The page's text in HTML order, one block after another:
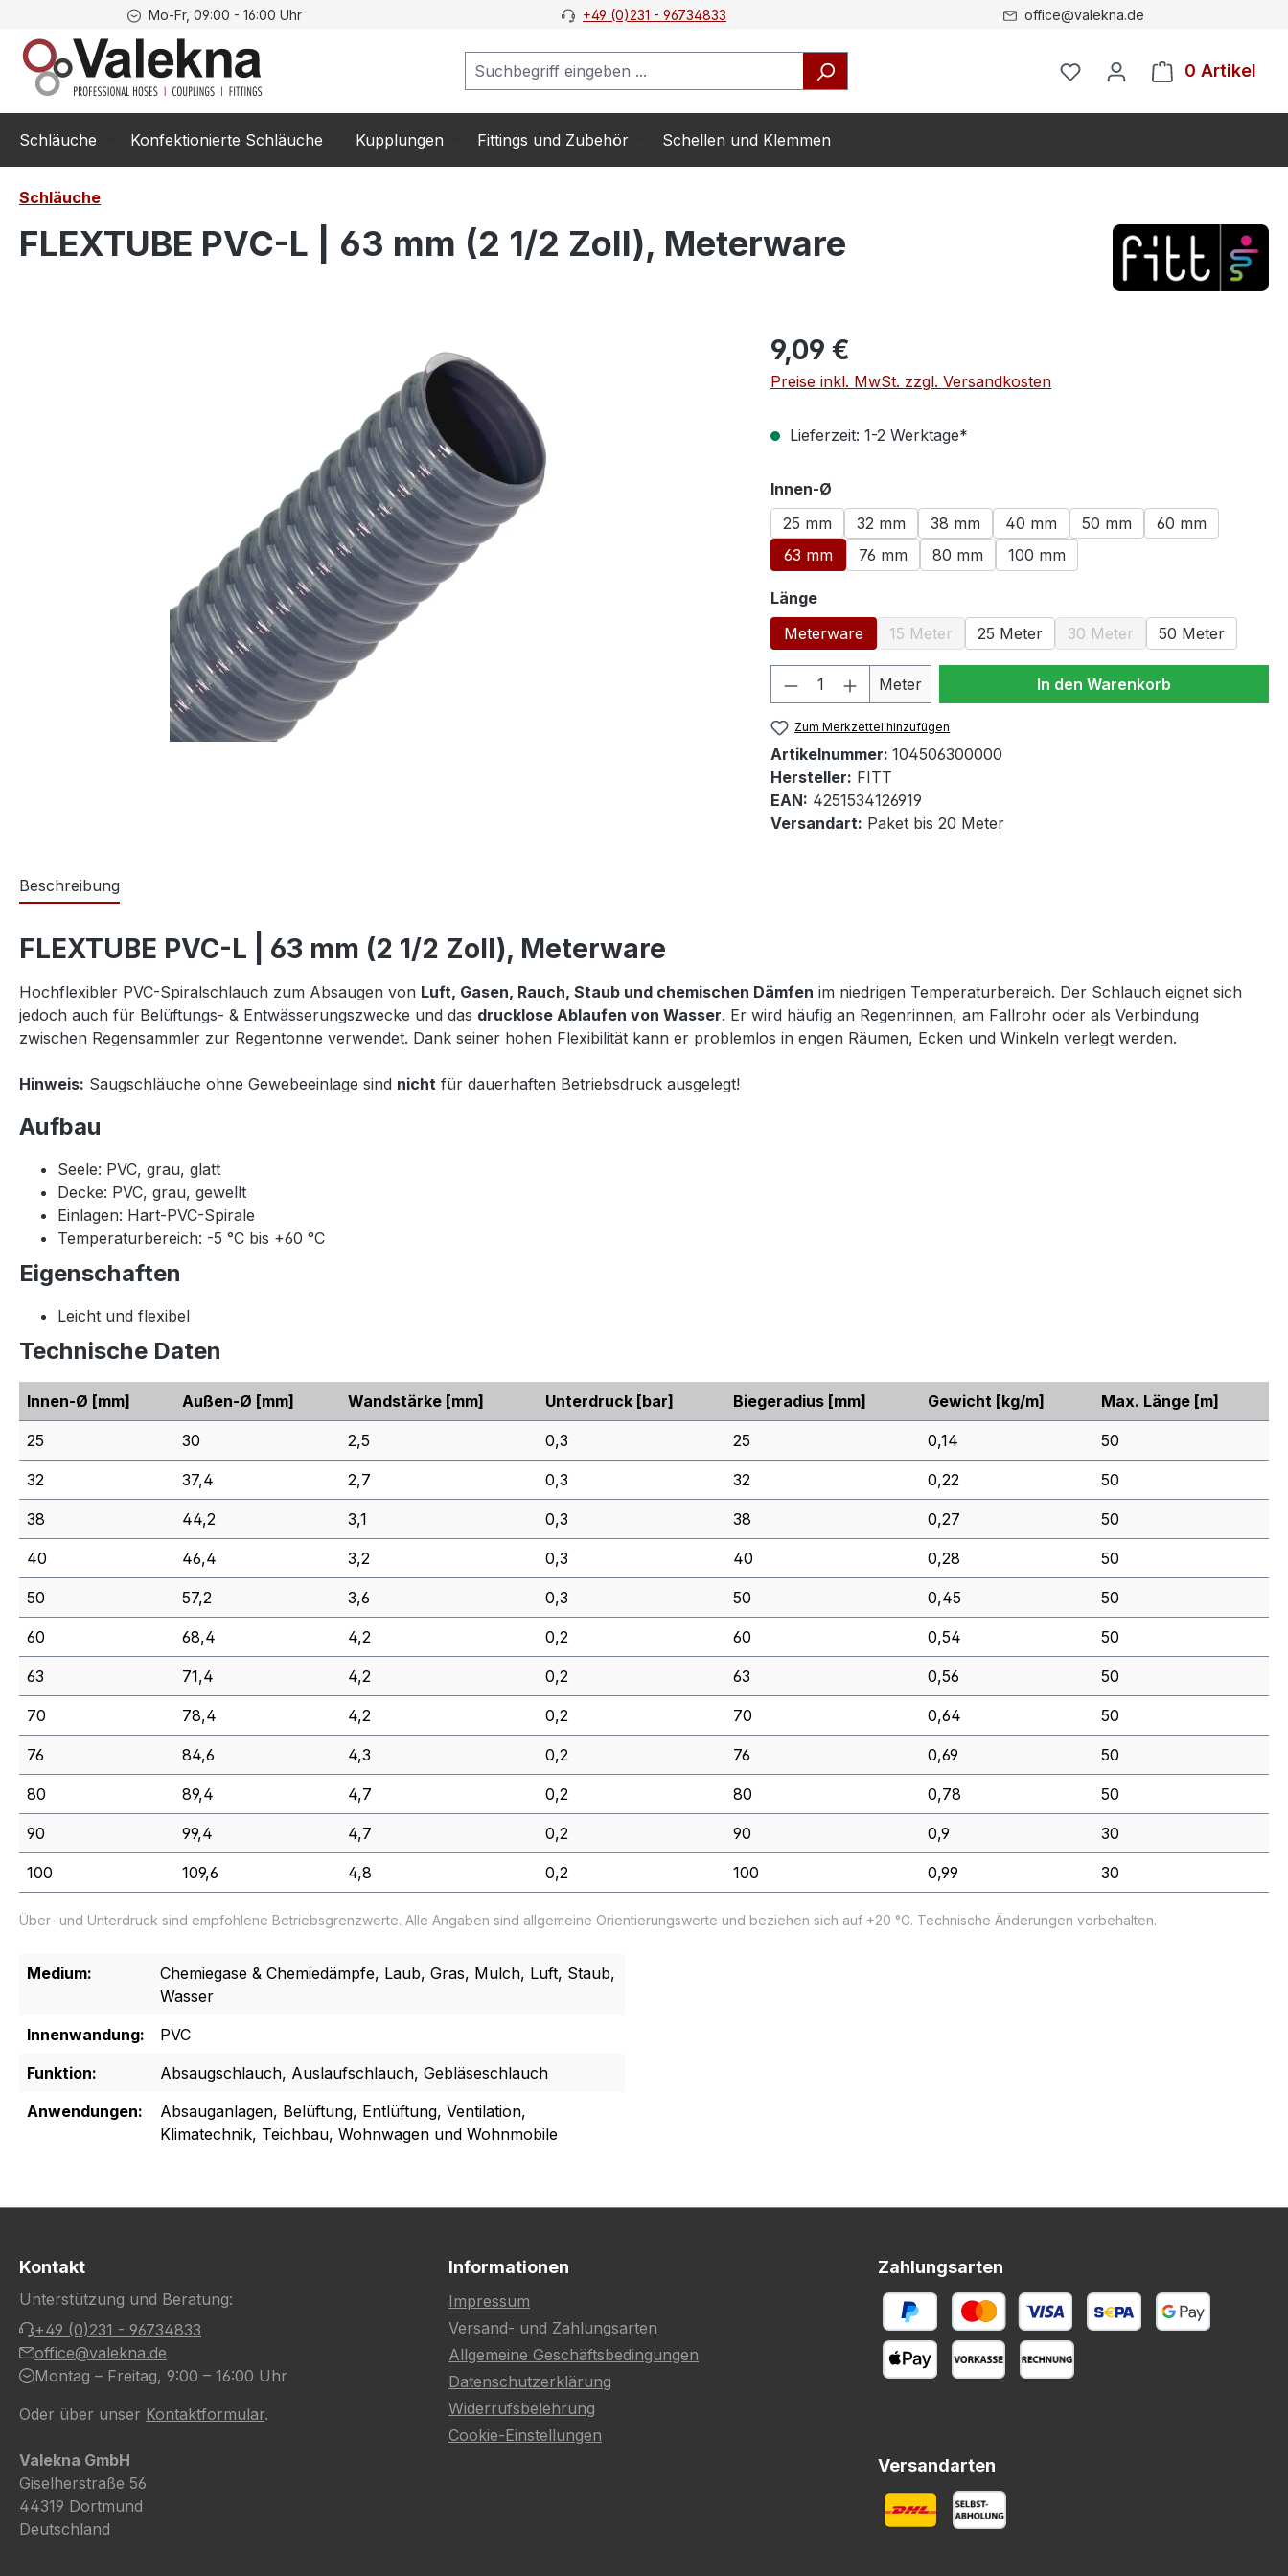
Zur Hauptnavigation springen
Mo-Fr, 09:00 - 16:00 Uhr +49 (0)231 - 96734833 office@valekna.de
0 Artikel
Schläuche Konfektionierte Schläuche Kupplungen Fittings und Zubehör Schellen und Klemmen
Schläuche
FLEXTUBE PVC-L | 63 mm (2 1/2 Zoll), Meterware
9,09 €
Preise inkl. MwSt. zzgl. Versandkosten
Lieferzeit: 1-2 Werktage*
Innen-Ø
25 mm
32 mm 38 mm 40 mm 50 mm
60 mm
63 mm
76 mm 80 mm 100 mm
Längeauswählen
Meterware
15 Meter
(Diese Option ist zurzeit nicht verfügbar.)
25 Meter 30 Meter
(Diese Option ist zurzeit
50 Meter
Produkt Anzahl: Gib den gewünschten Wert
Meter In den Warenkorb
Zum Merkzettel hinzufügen
Artikelnummer: 104506300000
Hersteller: FITT
EAN: 4251534126919
Versandart: Paket bis 20 Meter
Beschreibung
FLEXTUBE PVC-L | 63 mm (2 1/2 Zoll), Meterware
Hochflexibler PVC-Spiralschlauch zum Absaugen von Luft, Gasen, Rauch, Staub und chemischen Dämfen im niedrigen Temperaturbereich. Der Schlauch eignet sich
jedoch auch für Belüftungs- & Entwässerungszwecke und das drucklose Ablaufen von Wasser. Er wird häufig an Regenrinnen, am Fallrohr oder als Verbindung
zwischen Regensammler zur Regentonne verwendet. Dank seiner hohen Flexibilität kann er problemlos in engen Räumen, Ecken und Winkeln verlegt werden.
Hinweis: Saugschläuche ohne Gewebeeinlage sind nicht für dauerhaften Betriebsdruck ausgelegt!
Aufbau
Seele: PVC, grau, glatt
Decke: PVC, grau, gewellt
Einlagen: Hart-PVC-Spirale
Temperaturbereich: -5 °C bis +60 °C
Eigenschaften
Leicht und flexibel
Technische Daten
Innen-Ø [mm] Außen-Ø [mm] Wandstärke [mm] Unterdruck [bar] Biegeradius [mm] Gewicht [kg/m] Max. Länge [m]
25 30 2,5 0,3 25 0,14 50
32 37,4 2,7 0,3 32 0,22 50
38 44,2 3,1 0,3 38 0,27 50
40 46,4 3,2 0,3 40 0,28 50
50 57,2 3,6 0,3 50 0,45 50
60 68,4 4,2 0,2 60 0,54 50
63 71,4 4,2 0,2 63 0,56 50
70 78,4 4,2 0,2 70 0,64 50
76 84,6 4,3 0,2 76 0,69 50
80 89,4 4,7 0,2 80 0,78 50
90 99,4 4,7 0,2 90 0,9 30
100 109,6 4,8 0,2 100 0,99 30
Über- und Unterdruck sind empfohlene Betriebsgrenzwerte. Alle Angaben sind allgemeine Orientierungswerte und beziehen sich auf +20 °C. Technische Änderungen vorbehalten.
Medium:
Chemiegase & Chemiedämpfe, Laub, Gras, Mulch, Luft, Staub,
Wasser
Innenwandung:
PVC
Funktion:
Absaugschlauch, Auslaufschlauch, Gebläseschlauch
Anwendungen:
Absauganlagen, Belüftung, Entlüftung, Ventilation,
Klimatechnik, Teichbau, Wohnwagen und Wohnmobile
Kontakt
Unterstützung und Beratung:
+49 (0)231 - 96734833
office@valekna.de
Montag – Freitag, 9:00 – 16:00 Uhr
Oder über unser Kontaktformular.
Valekna GmbH
Giselherstraße 56
44319 Dortmund
Deutschland
Informationen
Impressum
Versand- und Zahlungsarten
Allgemeine Geschäftsbedingungen
Datenschutzerklärung
Widerrufsbelehrung
Cookie-Einstellungen
Zahlungsarten
Versandarten